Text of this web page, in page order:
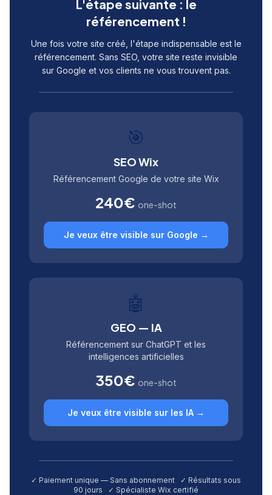
L'étape suivante : le
référencement !
Une fois votre site créé, l'étape indispensable est le
référencement. Sans SEO, votre site reste invisible
sur Google et vos clients ne vous trouvent pas.
🎯
SEO Wix
Référencement Google de votre site Wix
240€ one-shot
Je veux être visible sur Google →
🤖
GEO — IA
Référencement sur ChatGPT et les
intelligences artificielles
350€ one-shot
Je veux être visible sur les IA →
✓ Paiement unique — Sans abonnement ✓ Résultats sous
90 jours ✓ Spécialiste Wix certifié